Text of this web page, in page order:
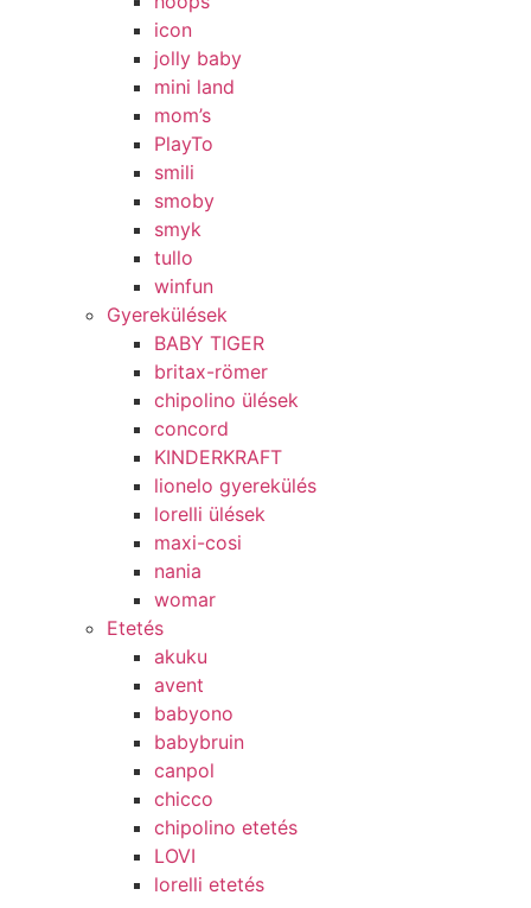
icon
jolly baby
mini land
mom’s
PlayTo
smili
smoby
smyk
tullo
winfun
Gyerekülések
BABY TIGER
britax-römer
chipolino ülések
concord
KINDERKRAFT
lionelo gyerekülés
lorelli ülések
maxi-cosi
nania
womar
Etetés
akuku
avent
babyono
babybruin
canpol
chicco
chipolino etetés
LOVI
lorelli etetés